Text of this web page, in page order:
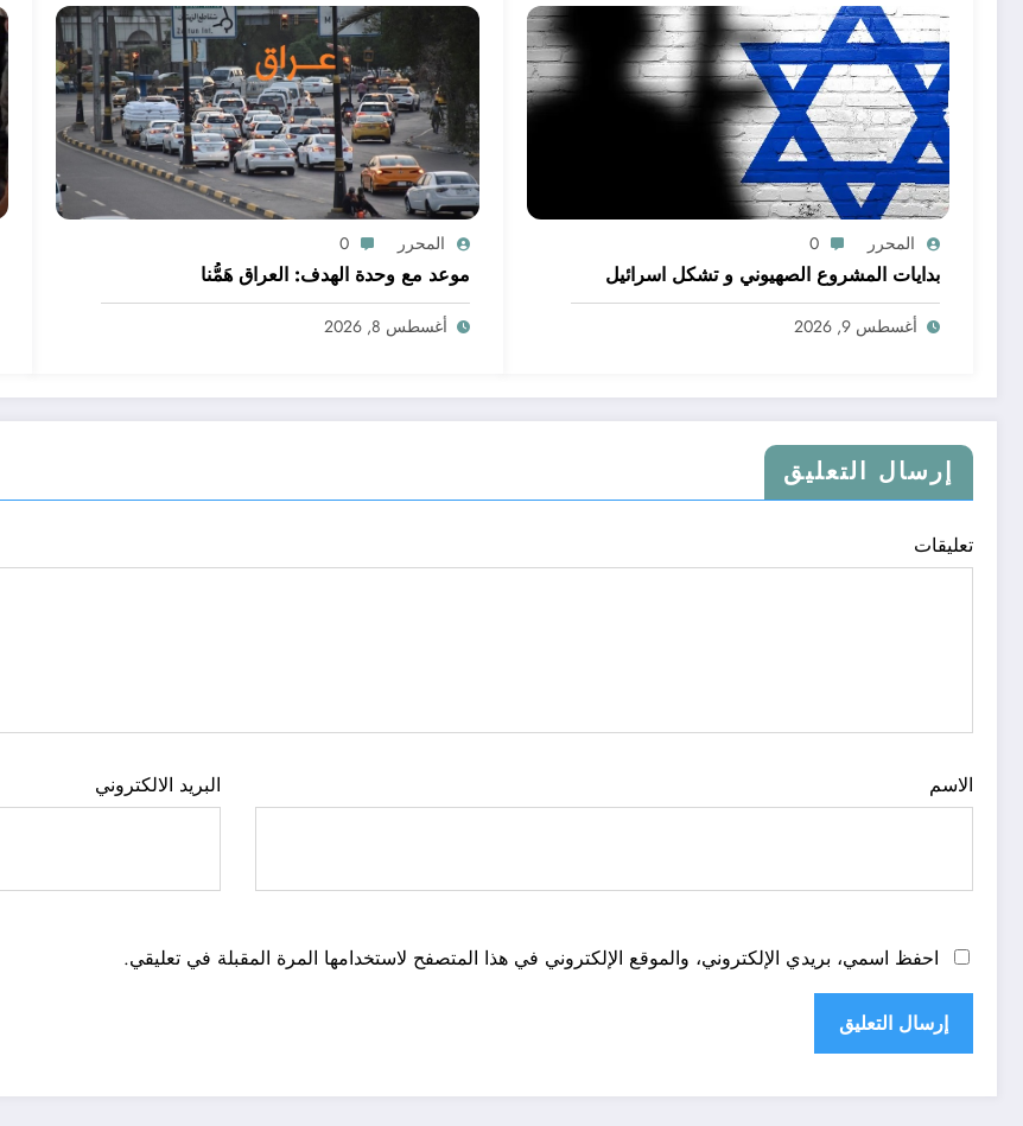
المحرر 0
بدايات المشروع الصهيوني و تشكل اسرائيل
أغسطس 9, 2026
المحرر 0
موعد مع وحدة الهدف: العراق هَمُّنا
أغسطس 8, 2026
إرسال التعليق
تعليقات
الاسم البريد الالكتروني
احفظ اسمي، بريدي الإلكتروني، والموقع الإلكتروني في هذا المتصفح لاستخدامها المرة المقبلة في تعليقي.